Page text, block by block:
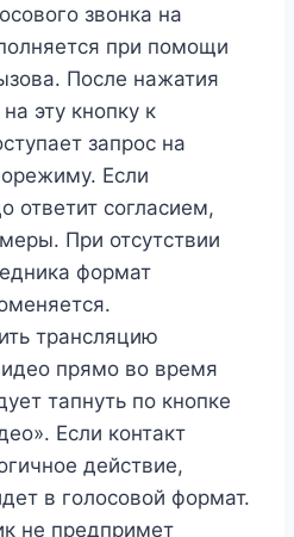
звонка на
при помощи
После нажатия
эту кнопку к
запрос на
Если
ответит согласием,
При отсутствии
формат
трансляцию
прямо во время
тапнуть по кнопке
Если контакт
действие,
в голосовой формат.
не предпримет